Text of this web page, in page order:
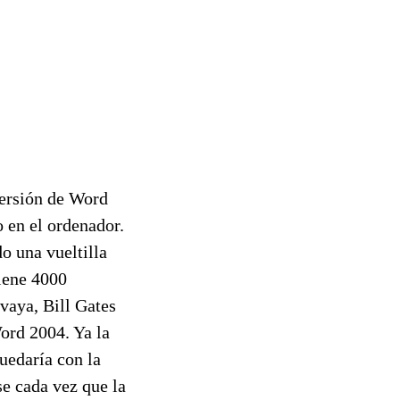
de Word
el ordenador.
una vueltilla
4000
Bill Gates
2004. Ya la
con la
cada vez que la